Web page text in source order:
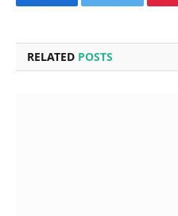
Facebook Twitter
RELATED POSTS